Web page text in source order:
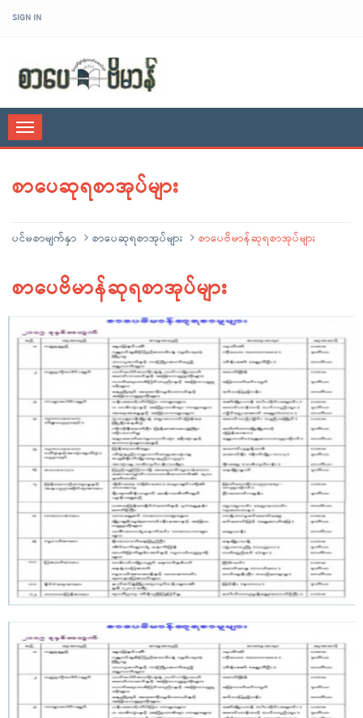
SIGN IN
Toggle
navigation
စာပေဆုရစာအုပ်များ
ပင်မစာမျက်နှာ စာပေဆုရစာအုပ်များ စာပေဗိမာန်ဆုရစာအုပ်များ
စာပေဗိမာန်ဆုရစာအုပ်များ